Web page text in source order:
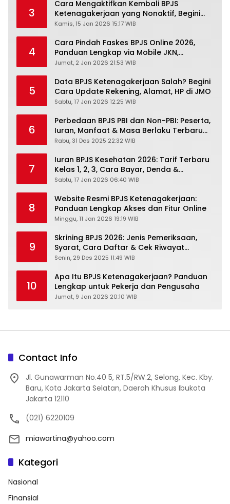
3
Cara Mengaktifkan Kembali BPJS
Ketenagakerjaan yang Nonaktif, Begini
Panduan Lengkapnya
Kamis, 15 Jan 2026 15:17 WIB
4
Cara Pindah Faskes BPJS Online 2026,
Panduan Lengkap via Mobile JKN,
PANDAWA & Offiline Kantor Cabang
Jumat, 2 Jan 2026 21:53 WIB
5
Data BPJS Ketenagakerjaan Salah? Begini
Cara Update Rekening, Alamat, HP di JMO
Sabtu, 17 Jan 2026 12:25 WIB
6
Perbedaan BPJS PBI dan Non-PBI: Peserta,
Iuran, Manfaat & Masa Berlaku Terbaru
2026
Rabu, 31 Des 2025 22:32 WIB
7
Iuran BPJS Kesehatan 2026: Tarif Terbaru
Kelas 1, 2, 3, Cara Bayar, Denda &
Panduan Lengkap Peserta JKN-KIS
Sabtu, 17 Jan 2026 06:40 WIB
8
Website Resmi BPJS Ketenagakerjaan:
Panduan Lengkap Akses dan Fitur Online
Minggu, 11 Jan 2026 19:19 WIB
9
Skrining BPJS 2026: Jenis Pemeriksaan,
Syarat, Cara Daftar & Cek Riwayat
Kesehatan Gratis
Senin, 29 Des 2025 11:49 WIB
10
Apa Itu BPJS Ketenagakerjaan? Panduan
Lengkap untuk Pekerja dan Pengusaha
Jumat, 9 Jan 2026 20:10 WIB
Contact Info
Jl. Gunawarman No.40 5, RT.5/RW.2, Selong, Kec. Kby.
Baru, Kota Jakarta Selatan, Daerah Khusus Ibukota
Jakarta 12110
(021) 6220109
miawartina@yahoo.com
Kategori
Nasional
Finansial